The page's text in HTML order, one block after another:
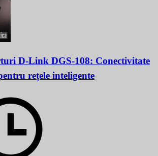
D-Link DGS-108: Conectivitate
rețele inteligente